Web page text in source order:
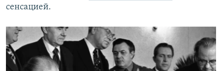
сенсацией.